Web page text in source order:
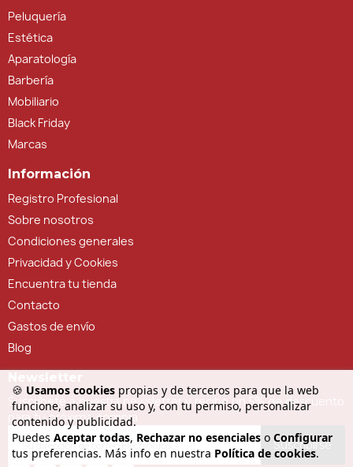
🍪 Usamos cookies propias y de terceros para que la web
funcione, analizar su uso y, con tu permiso, personalizar
contenido y publicidad.
Puedes Aceptar todas, Rechazar no esenciales o Configurar
tus preferencias. Más info en nuestra Política de cookies.
Peluquería
Estética
Aparatología
Barbería
Mobiliario
Black Friday
Marcas
Información
Registro Profesional
Sobre nosotros
Condiciones generales
Privacidad y Cookies
Encuentra tu tienda
Contacto
Gastos de envío
Blog
Suscríbete a nuestra newsletter y recibe un 5% de descuento
para tu próxima compra
Suscribirse